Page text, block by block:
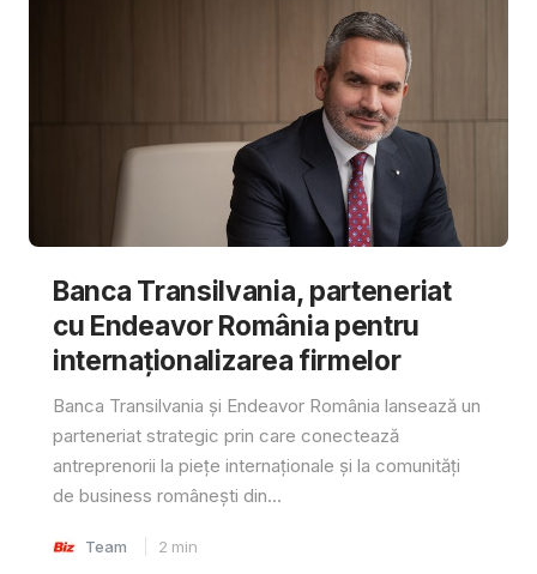
Banca Transilvania, parteneriat
cu Endeavor România pentru
internaționalizarea firmelor
Banca Transilvania și Endeavor România lansează un
parteneriat strategic prin care conectează
antreprenorii la piețe internaționale și la comunități
de business românești din...
Team 2 min